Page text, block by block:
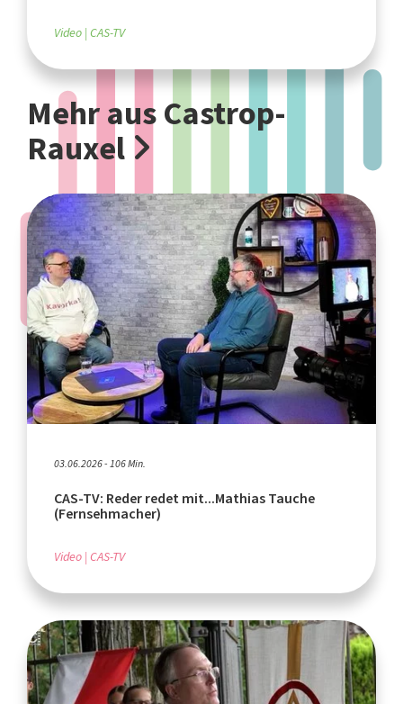
Video CAS-TV
Mehr aus Castrop-
Rauxel
03.06.2026 - 106 Min.
CAS-TV: Reder redet mit...Mathias Tauche
(Fernsehmacher)
Video CAS-TV